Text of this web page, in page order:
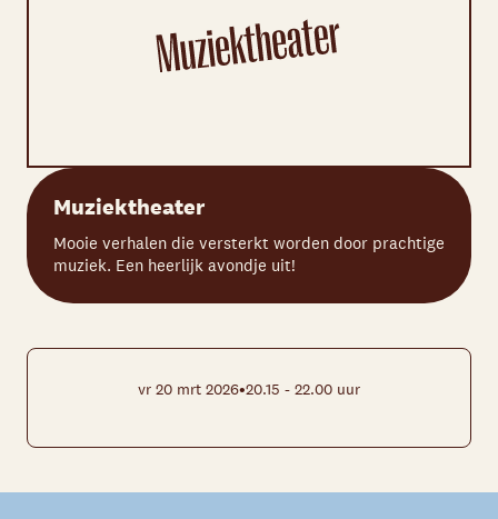
Muziektheater
Mooie verhalen die versterkt worden door prachtige
muziek. Een heerlijk avondje uit!
vr 20 mrt 2026•20.15 - 22.00 uur